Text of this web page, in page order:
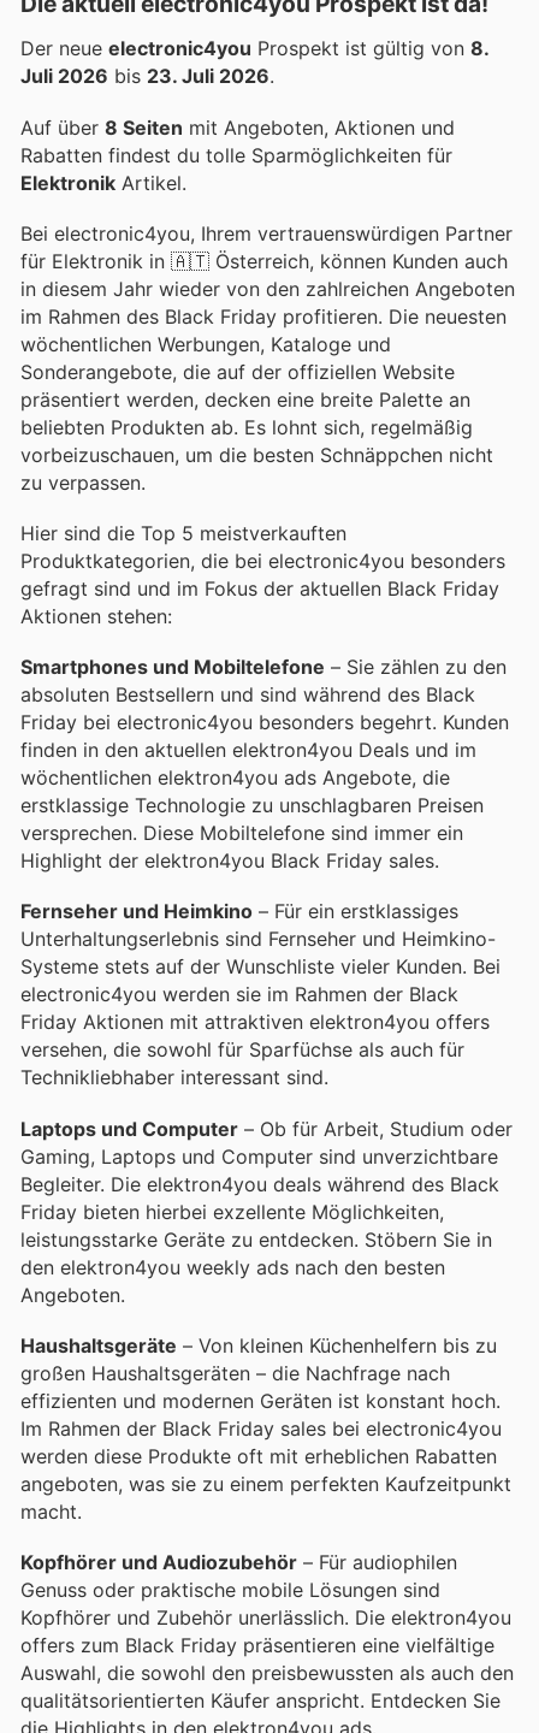
Der neue electronic4you Prospekt ist gültig von 8.
Juli 2026 bis 23. Juli 2026.
Auf über 8 Seiten mit Angeboten, Aktionen und
Rabatten findest du tolle Sparmöglichkeiten für
Elektronik Artikel.
Bei electronic4you, Ihrem vertrauenswürdigen Partner
für Elektronik in 🇦🇹 Österreich, können Kunden auch
in diesem Jahr wieder von den zahlreichen Angeboten
im Rahmen des Black Friday profitieren. Die neuesten
wöchentlichen Werbungen, Kataloge und
Sonderangebote, die auf der offiziellen Website
präsentiert werden, decken eine breite Palette an
beliebten Produkten ab. Es lohnt sich, regelmäßig
vorbeizuschauen, um die besten Schnäppchen nicht
zu verpassen.
Hier sind die Top 5 meistverkauften
Produktkategorien, die bei electronic4you besonders
gefragt sind und im Fokus der aktuellen Black Friday
Aktionen stehen:
Smartphones und Mobiltelefone – Sie zählen zu den
absoluten Bestsellern und sind während des Black
Friday bei electronic4you besonders begehrt. Kunden
finden in den aktuellen elektron4you Deals und im
wöchentlichen elektron4you ads Angebote, die
erstklassige Technologie zu unschlagbaren Preisen
versprechen. Diese Mobiltelefone sind immer ein
Highlight der elektron4you Black Friday sales.
Fernseher und Heimkino – Für ein erstklassiges
Unterhaltungserlebnis sind Fernseher und Heimkino-
Systeme stets auf der Wunschliste vieler Kunden. Bei
electronic4you werden sie im Rahmen der Black
Friday Aktionen mit attraktiven elektron4you offers
versehen, die sowohl für Sparfüchse als auch für
Technikliebhaber interessant sind.
Laptops und Computer – Ob für Arbeit, Studium oder
Gaming, Laptops und Computer sind unverzichtbare
Begleiter. Die elektron4you deals während des Black
Friday bieten hierbei exzellente Möglichkeiten,
leistungsstarke Geräte zu entdecken. Stöbern Sie in
den elektron4you weekly ads nach den besten
Angeboten.
Haushaltsgeräte – Von kleinen Küchenhelfern bis zu
großen Haushaltsgeräten – die Nachfrage nach
effizienten und modernen Geräten ist konstant hoch.
Im Rahmen der Black Friday sales bei electronic4you
werden diese Produkte oft mit erheblichen Rabatten
angeboten, was sie zu einem perfekten Kaufzeitpunkt
macht.
Kopfhörer und Audiozubehör – Für audiophilen
Genuss oder praktische mobile Lösungen sind
Kopfhörer und Zubehör unerlässlich. Die elektron4you
offers zum Black Friday präsentieren eine vielfältige
Auswahl, die sowohl den preisbewussten als auch den
qualitätsorientierten Käufer anspricht. Entdecken Sie
die Highlights in den elektron4you ads.